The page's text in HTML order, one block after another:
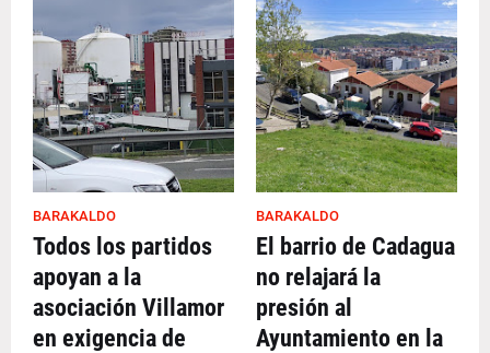
BARAKALDO
Todos los partidos
apoyan a la
asociación Villamor
en exigencia de
BARAKALDO
El barrio de Cadagua
no relajará la
presión al
Ayuntamiento en la